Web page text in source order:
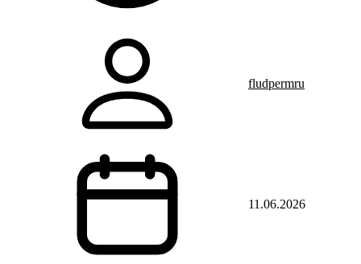
fludpermru
11.06.2026